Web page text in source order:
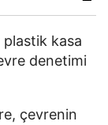
kasa
denetimi
çevrenin